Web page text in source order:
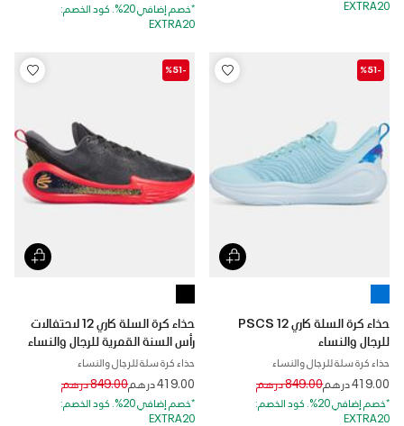
EXTRA20
*خصم إضافي 20%. كود الخصم:
EXTRA20
-%51
حذاء كرة السلة كاري 12 PSCS
للرجال والنساء
حذاء كرة سلة للرجال والنساء
419.00 درهم Price reduced from
849.00 درهم to
*خصم إضافي 20%. كود الخصم:
EXTRA20
-%51
حذاء كرة السلة كاري 12 لاحتفالات
رأس السنة القمرية للرجال والنساء
حذاء كرة سلة للرجال والنساء
419.00 درهم Price reduced from
849.00 درهم to
*خصم إضافي 20%. كود الخصم:
EXTRA20